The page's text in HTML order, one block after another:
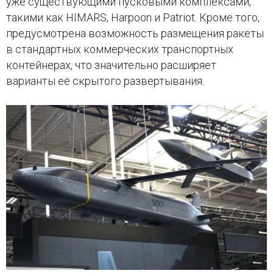
такими как HIMARS, Harpoon и Patriot. Кроме того,
предусмотрена возможность размещения ракеты
в стандартных коммерческих транспортных
контейнерах, что значительно расширяет
варианты её скрытого развертывания.